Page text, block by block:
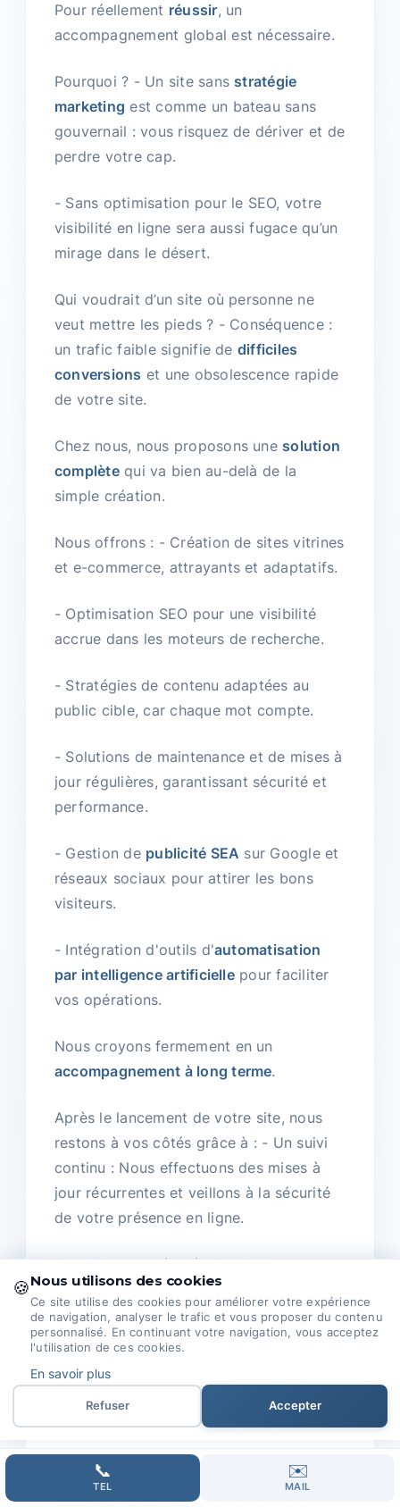
Pour réellement réussir, un
accompagnement global est nécessaire.
Pourquoi ? - Un site sans stratégie
marketing est comme un bateau sans
gouvernail : vous risquez de dériver et de
perdre votre cap.
- Sans optimisation pour le SEO, votre
visibilité en ligne sera aussi fugace qu’un
mirage dans le désert.
Qui voudrait d’un site où personne ne
veut mettre les pieds ? - Conséquence :
un trafic faible signifie de difficiles
conversions et une obsolescence rapide
de votre site.
Chez nous, nous proposons une solution
complètequi va bien au-delà de la
simple création.
Nous offrons : - Création de sites vitrines
et e-commerce, attrayants et adaptatifs.
- Optimisation SEO pour une visibilité
accrue dans les moteurs de recherche.
- Stratégies de contenu adaptées au
public cible, car chaque mot compte.
- Solutions de maintenance et de mises à
jour régulières, garantissant sécurité et
performance.
- Gestion de publicité SEA sur Google et
réseaux sociaux pour attirer les bons
visiteurs.
- Intégration d'outils d'automatisation
par intelligence artificiellepour faciliter
vos opérations.
Nous croyons fermement en un
accompagnement à long terme.
Après le lancement de votre site, nous
restons à vos côtés grâce à : - Un suivi
continu : Nous effectuons des mises à
jour récurrentes et veillons à la sécurité
de votre présence en ligne.
- Une analyse régulière : Suivre
l'évolution des performances pour
adapter nos stratégies en conséquence.
qui touche à la création web.
Que ce soit en référencement SEO,
publicité payante ou gestion des réseaux
sociaux, nous nous engageons à vous
📞
TEL
✉️
MAIL
🍪Nous utilisons des cookies
Ce site utilise des cookies pour améliorer votre expérience
de navigation, analyser le trafic et vous proposer du contenu
personnalisé. En continuant votre navigation, vous acceptez
l'utilisation de ces cookies.
En savoir plus
Refuser Accepter